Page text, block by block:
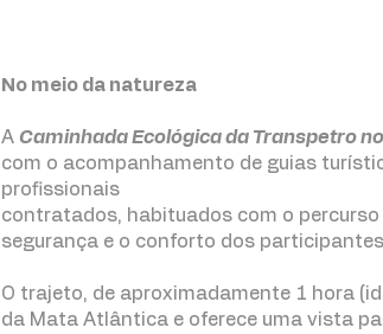
No meio da natureza
A Caminhada Ecológica da Transpetro
com o acompanhamento de guias
profissionais
contratados, habituados com o
segurança e o conforto dos
O trajeto, de aproximadamente 1 hora
da Mata Atlântica e oferece uma vista